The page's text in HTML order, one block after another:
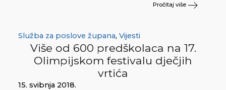
Pročitaj više
Služba za poslove župana, Vijesti
Više od 600 predškolaca na 17.
Olimpijskom festivalu dječjih
vrtića
15. svibnja 2018.